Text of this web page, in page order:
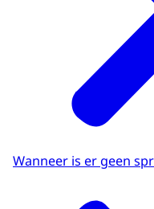
Wanneer is er geen